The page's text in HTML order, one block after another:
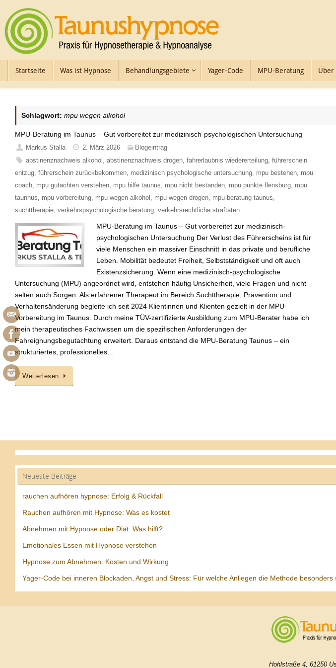
Inhalt
springen
InhaltStartseite Was ist Hypnose Behandlungsgebiete Yager-Code MPU-Beratung Über
Schlagwort: mpu wegen alkohol
MPU-Beratung im Taunus – Gut vorbereitet zur medizinisch-psychologischen Untersuchung
Markus Stalla 2. März 2026
Blogeintrag
abstinenznachweis alkohol ,abstinenznachweis drogen,fahrerlaubnis wiedererteilung,führerschein
entzug, führerschein zurückbekommen, medizinisch psychologische untersuchung, mpu bestehen, mpu
coach, mpu gutachten verstehen, mpu hilfe taunus, mpu nicht bestanden, mpu punkte flensburg, mpu
taunnus, mpu vorbereitung, mpu wegen alkohol , mpu wegen drogen, mpu-beratung taunus,
suchttherapie, verkehrspsychologische beratung, verkehrsrechtliche straftaten
MPU-Beratung im Taunus – Gut vorbereitet zur medizinisch-
psychologischen Untersuchung Der Verlust des Führerscheins ist für
viele Menschen ein massiver Einschnitt in das private und berufliche
Leben. Mobilität bedeutet Freiheit, Selbstständigkeit und oft auch
Existenzsicherung. Wenn eine medizinisch-psychologische
Untersuchung (MPU) angeordnet wird, entstehen häufig Unsicherheit, viele Fragen und nicht
selten auch Sorgen. Als erfahrener Therapeut im Bereich Suchttherapie, Prävention und
Verhaltensänderung begleite ich seit 2024 Klientinnen und Klienten gezielt in der MPU-
Vorbereitung im Taunus. Durch meine TÜV-zertifizierte Ausbildung zum MPU-Berater habe ich
mein therapeutisches Fachwissen um die spezifischen Anforderungen der
Fahreignungsbegutachtung erweitert. Daraus entstand die MPU-Beratung Taunus – ein
strukturiertes, professionelles…
Weiterlesen
Neueste Beiträge
rauchen aufhören hypnose: Erfolg & Rückfall
Rauchen aufhören mit Hypnose: Was es kostet
Abnehmen mit Hypnose oder Diät: Was hilft?
Emotionales Essen mit Hypnose verstehen
Hypnose zum Abnehmen: Kosten und Wirkung
Yager-Code bei inneren Blockaden, Angst und Stress: Für welche Anliegen die Methode besonders
Hohlstraße 4, 61250